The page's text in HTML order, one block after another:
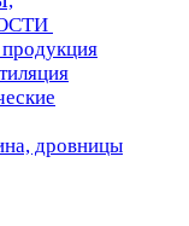
дровницы